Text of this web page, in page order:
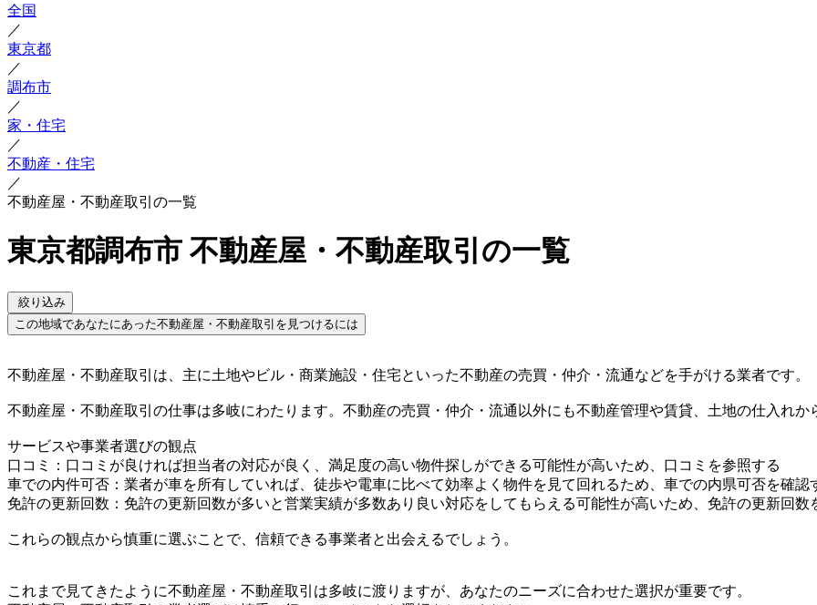
全国
／
東京都
／
調布市
／
家・住宅
／
不動産・住宅
／
不動産屋・不動産取引の一覧
東京都調布市 不動産屋・不動産取引の一覧
絞り込み
この地域であなたにあった不動産屋・不動産取引を見つけるには
不動産屋・不動産取引は、主に土地やビル・商業施設・住宅といった不動産の売買・仲介・流通などを手がける業者です。
不動産屋・不動産取引の仕事は多岐にわたります。不動産の売買・仲介・流通以外にも不動産管理や賃貸、土地の仕入れか
サービスや事業者選びの観点
口コミ：口コミが良ければ担当者の対応が良く、満足度の高い物件探しができる可能性が高いため、口コミを参照する
車での内件可否：業者が車を所有していれば、徒歩や電車に比べて効率よく物件を見て回れるため、車での内県可否を確認
免許の更新回数：免許の更新回数が多いと営業実績が多数あり良い対応をしてもらえる可能性が高いため、免許の更新回数
これらの観点から慎重に選ぶことで、信頼できる事業者と出会えるでしょう。
これまで見てきたように不動産屋・不動産取引は多岐に渡りますが、あなたのニーズに合わせた選択が重要です。